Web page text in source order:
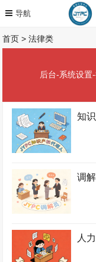
首页 >法律类
后台-系统设置
知
调
人